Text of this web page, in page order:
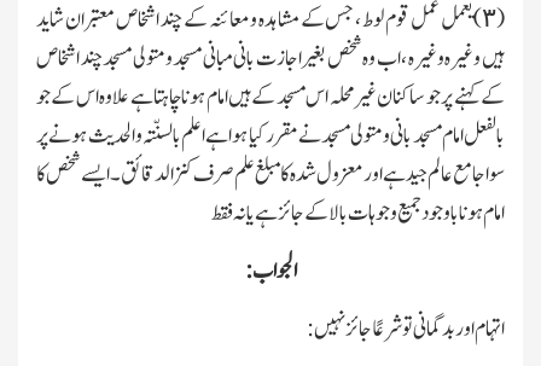
(٣) یعمل عمل قوم لوط ، جس کے مشاہدہ ومعائنہ کے چند اشخاص معتبران شاید
ہیں وغیرہ وغیرہ ، اب وہ شخص بغیر اجازت بانی مبانی مسجد ومتولی مسجد چند اشخاص
کے کہنے پر جو ساکنان غیر محلہ اس مسجد کے ہیں امام ہونا چاہتا ہے علاوہ اس کے جو
بالفعل امام مسجد بانی ومتولی مسجد نے مقرر کیا ہوا ہے اعلم بالسنّتہ والحدیث ہو نے پر
سوا جامع عالم جید ہے اور معزول شدہ کا مبلغ علم صرف کنز الدقائق ۔ ایسے شخص کا
امام ہونا باوجود جمیع وجوہات بالا کے جائز ہے یا نہ فقط
الجواب:
اتہام اور بدگمانی تو شرعًا جائز نہیں: